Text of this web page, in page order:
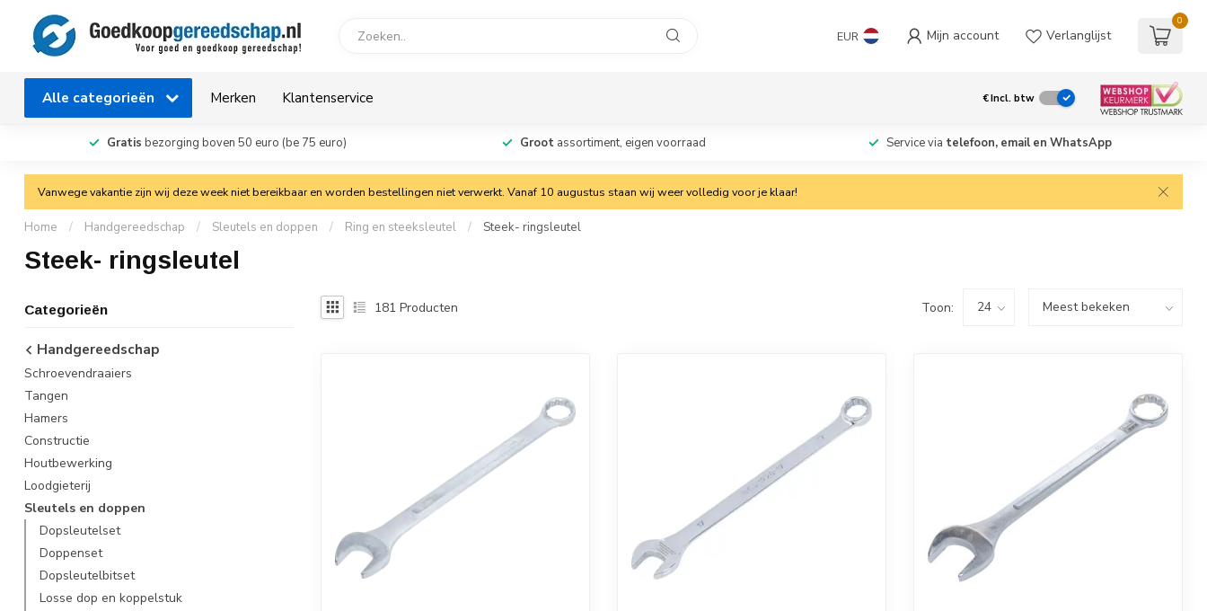
EUR Mijn account Verlanglijst
0
Alle categorieën Merken Klantenservice €Incl. btw
Gratis bezorging boven 50 euro (be 75 euro) Grootassortiment, eigen voorraad Service via telefoon, email en WhatsApp
Vanwege vakantie zijn wij deze week niet bereikbaar en worden bestellingen niet verwerkt. Vanaf 10 augustus staan wij weer volledig voor je klaar!
Home / Handgereedschap / Sleutels en doppen / Ring en steeksleutel / Steek- ringsleutel
Steek- ringsleutel
Categorieën
Handgereedschap
Schroevendraaiers
Tangen
Hamers
Constructie
Houtbewerking
Loodgieterij
Sleutels en doppen
Dopsleutelset
Doppenset
Dopsleutelbitset
Losse dop en koppelstuk
181 Producten Toon: